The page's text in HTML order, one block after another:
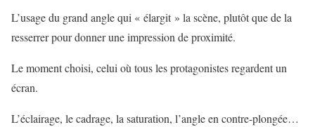
L’usage du grand angle qui « élargit » la scène, plutôt que de la
resserrer pour donner une impression de proximité.
Le moment choisi, celui où tous les protagonistes regardent un
écran.
L’éclairage, le cadrage, la saturation, l’angle en contre-plongée…